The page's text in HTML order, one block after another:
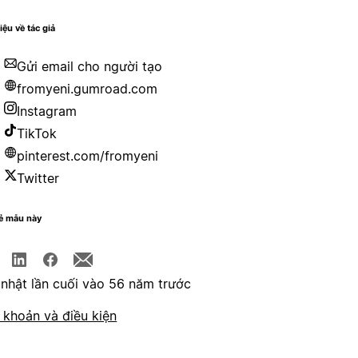
về tác giả
Gửi email cho người tạo
fromyeni.gumroad.com
Instagram
TikTok
pinterest.com/fromyeni
Twitter
mẫu này
lần cuối vào 56 năm trước
và điều kiện